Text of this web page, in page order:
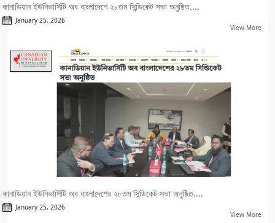
কানাডিয়ান ইউনিভার্সিটি অব বাংলাদেশে ২৮তম সিন্ডিকেট সভা অনুষ্ঠিত....
January 25, 2026
View More
কানাডিয়ান ইউনিভার্সিটি অব বাংলাদেশের ২৮তম সিন্ডিকেট সভা অনুষ্ঠিত....
January 25, 2026
View More